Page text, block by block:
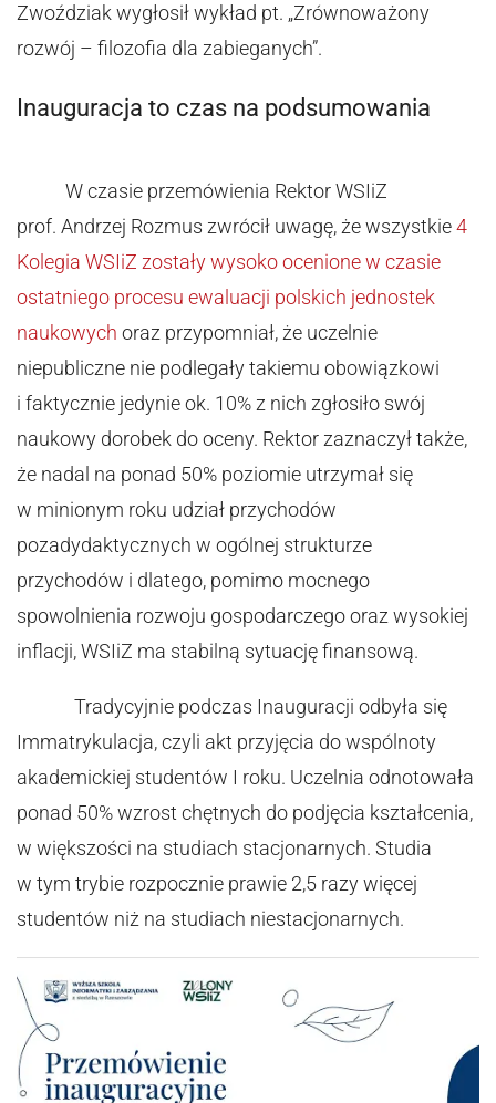
Zwoździak wygłosił wykład pt. „Zrównoważony
rozwój – filozofia dla zabieganych”.
Inauguracja to czas na podsumowania
W czasie przemówienia Rektor WSIiZ
prof. Andrzej Rozmus zwrócił uwagę, że wszystkie4
Kolegia WSIiZ zostały wysoko ocenione w czasie
ostatniego procesu ewaluacji polskich jednostek
naukowych oraz przypomniał, że uczelnie
niepubliczne nie podlegały takiemu obowiązkowi
i faktycznie jedynie ok. 10% z nich zgłosiło swój
naukowy dorobek do oceny. Rektor zaznaczył także,
że nadal na ponad 50% poziomie utrzymał się
w minionym roku udział przychodów
pozadydaktycznych w ogólnej strukturze
przychodów i dlatego, pomimo mocnego
spowolnienia rozwoju gospodarczego oraz wysokiej
inflacji, WSIiZ ma stabilną sytuację finansową.
Tradycyjnie podczas Inauguracji odbyła się
Immatrykulacja, czyli akt przyjęcia do wspólnoty
akademickiej studentów I roku. Uczelnia odnotowała
ponad 50% wzrost chętnych do podjęcia kształcenia,
w większości na studiach stacjonarnych. Studia
w tym trybie rozpocznie prawie 2,5 razy więcej
studentów niż na studiach niestacjonarnych.